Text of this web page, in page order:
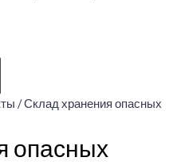
/ Склад хранения опасных
опасных